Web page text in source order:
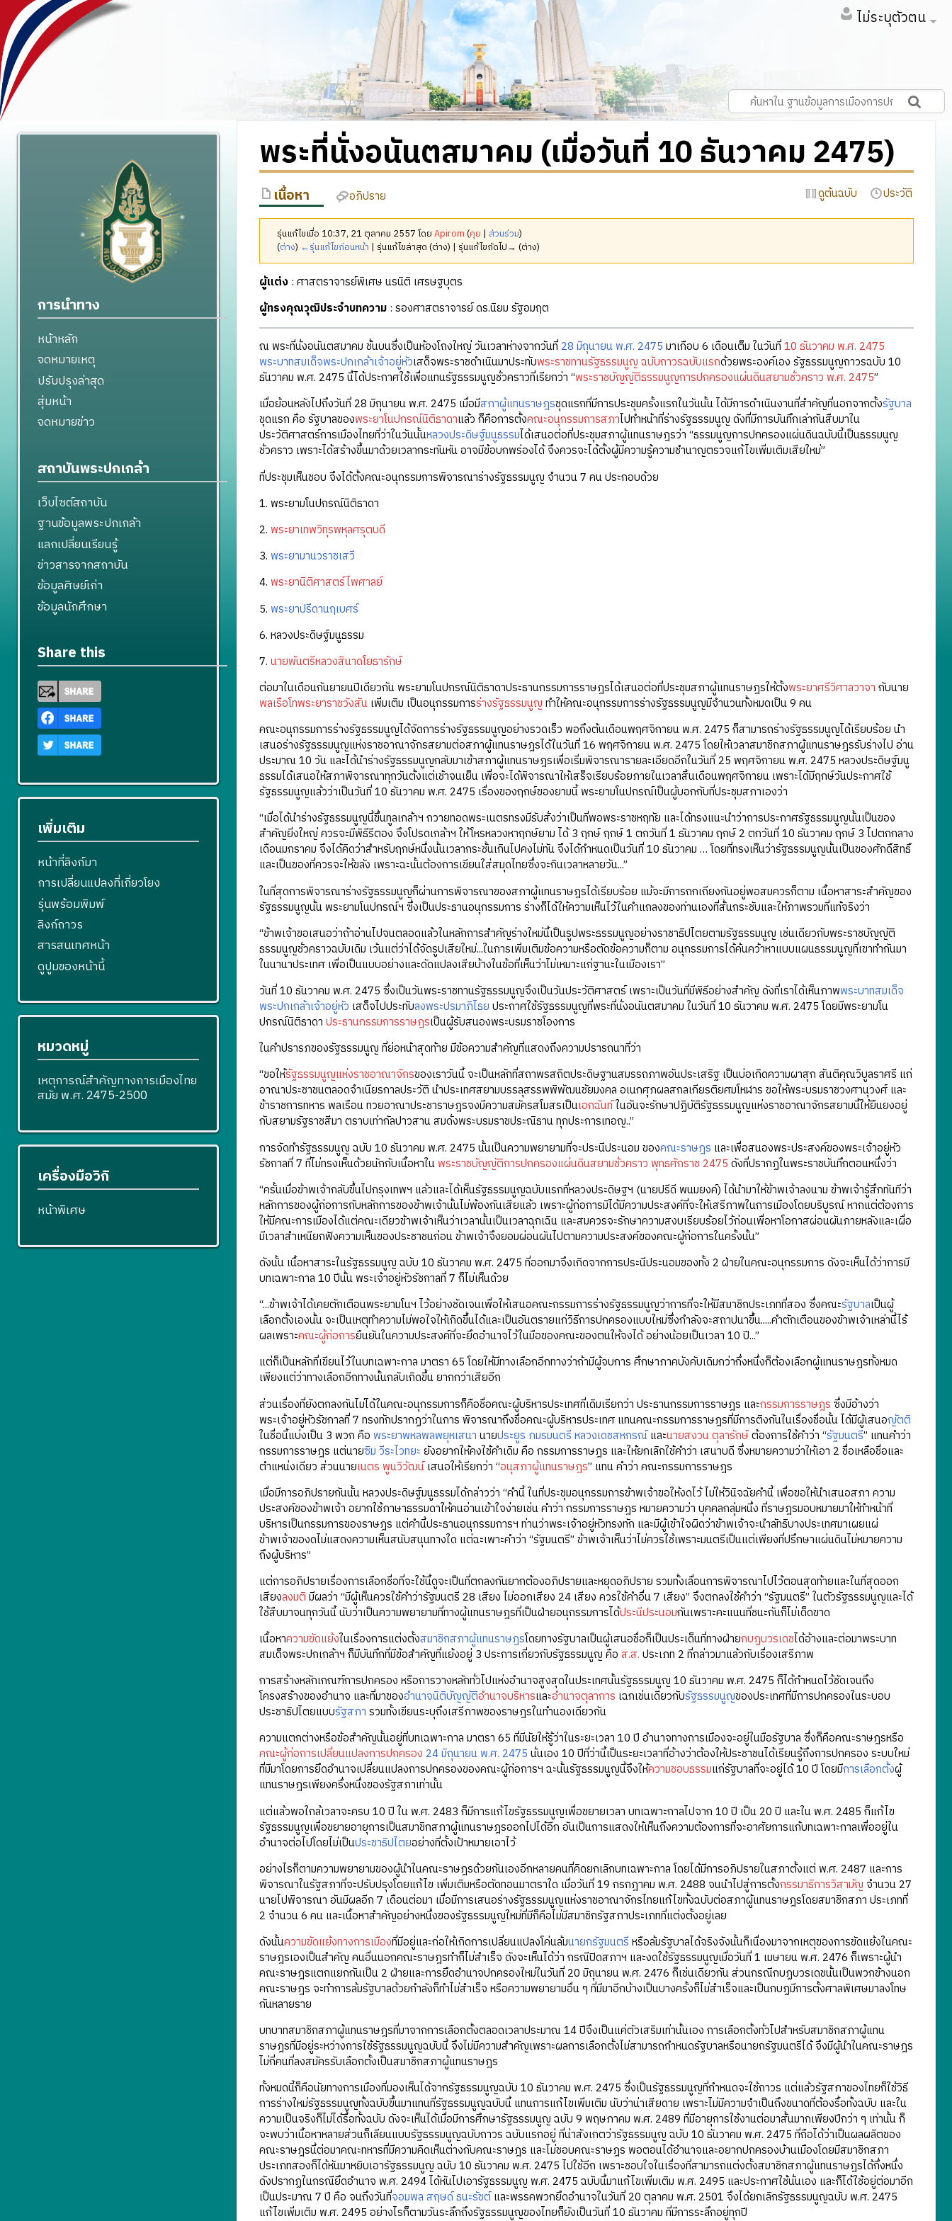
ไม่ระบุตัวตน
พระที่นั่งอนันตสมาคม (เมื่อวันที่ 10 ธันวาคม 2475)
เนื้อหา อภิปราย ดูต้นฉบับ ประวัติ
รุ่นแก้ไขเมื่อ 10:37, 21 ตุลาคม 2557 โดยApirom (คุย | ส่วนร่วม)
(ต่าง) ←รุ่นแก้ไขก่อนหน้า | รุ่นแก้ไขล่าสุด (ต่าง) | รุ่นแก้ไขถัดไป→ (ต่าง)
ผู้แต่ง: ศาสตราจารย์พิเศษ นรนิติ เศรษฐบุตร
ผู้ทรงคุณวุฒิประจำบทความ: รองศาสตราจารย์ ดร.นิยม รัฐอมฤต
ณ พระที่นั่งอนันตสมาคม ชั้นบนซึ่งเป็นห้องโถงใหญ่ วันเวลาห่างจากวันที่ 28 มิถุนายน พ.ศ. 2475 มาเกือบ 6 เดือนเต็ม ในวันที่10 ธันวาคม พ.ศ. 2475
พระบาทสมเด็จพระปกเกล้าเจ้าอยู่หัวเสด็จพระราชดำเนินมาประทับพระราชทานรัฐธรรมนูญ ฉบับถาวรฉบับแรกด้วยพระองค์เอง รัฐธรรมนูญถาวรฉบับ 10
ธันวาคม พ.ศ. 2475 นี้ได้ประกาศใช้เพื่อแทนรัฐธรรมนูญชั่วคราวที่เรียกว่า “พระราชบัญญัติธรรมนูญการปกครองแผ่นดินสยามชั่วคราว พ.ศ. 2475”
เมื่อย้อนหลังไปถึงวันที่ 28 มิถุนายน พ.ศ. 2475 เมื่อมีสภาผู้แทนราษฎรชุดแรกที่มีการประชุมครั้งแรกในวันนั้น ได้มีการดำเนินงานที่สำคัญที่นอกจากตั้งรัฐบาล
ชุดแรก คือ รัฐบาลของพระยาโนปกรณ์นิติธาดาแล้ว ก็คือการตั้งคณะอนุกรรมการสภาไปทำหน้าที่ร่างรัฐธรรมนูญ ดังที่มีการบันทึกเล่ากันสืบมาใน
ประวัติศาสตร์การเมืองไทยที่ว่าในวันนั้นหลวงประดิษฐ์มนูธรรมได้เสนอต่อที่ประชุมสภาผู้แทนราษฎรว่า “ธรรมนูญการปกครองแผ่นดินฉบับนี้เป็นธรรมนูญ
ชั่วคราว เพราะได้สร้างขึ้นมาด้วยเวลากระทันหัน อาจมีข้อบกพร่องได้ จึงควรจะได้ตั้งผู้มีความรู้ความชำนาญตรวจแก้ไขเพิ่มเติมเสียใหม่”
ที่ประชุมเห็นชอบ จึงได้ตั้งคณะอนุกรรมการพิจารณาร่างรัฐธรรมนูญ จำนวน 7 คน ประกอบด้วย
1. พระยามโนปกรณ์นิติธาดา
2. พระยาเทพวิทุรพหุลศรุตบดี
3. พระยามานวราชเสวี
4. พระยานิติศาสตร์ไพศาลย์
5. พระยาปรีดานฤเบศร์
6. หลวงประดิษฐ์มนูธรรม
7. นายพันตรีหลวงสินาดโยธารักษ์
ต่อมาในเดือนกันยายนปีเดียวกัน พระยามโนปกรณ์นิติธาดาประธานกรรมการราษฎรได้เสนอต่อที่ประชุมสภาผู้แทนราษฎรให้ตั้งพระยาศรีวิศาลวาจา กับนาย
พลเรือโทพระยาราชวังสันเพิ่มเติม เป็นอนุกรรมการร่างรัฐธรรมนูญ ทำให้คณะอนุกรรมการร่างรัฐธรรมนูญมีจำนวนทั้งหมดเป็น 9 คน
คณะอนุกรรมการร่างรัฐธรรมนูญได้จัดการร่างรัฐธรรมนูญอย่างรวดเร็ว พอถึงต้นเดือนพฤศจิกายน พ.ศ. 2475 ก็สามารถร่างรัฐธรรมนูญได้เรียบร้อย นำ
เสนอร่างรัฐธรรมนูญแห่งราชอาณาจักรสยามต่อสภาผู้แทนราษฎรได้ในวันที่ 16 พฤศจิกายน พ.ศ. 2475 โดยให้เวลาสมาชิกสภาผู้แทนราษฎรรับร่างไป อ่าน
ประมาณ 10 วัน และได้นำร่างรัฐธรรมนูญกลับมาเข้าสภาผู้แทนราษฎรเพื่อเริ่มพิจารณารายละเอียดอีกในวันที่ 25 พฤศจิกายน พ.ศ. 2475 หลวงประดิษฐ์มนู
ธรรมได้เสนอให้สภาพิจารณาทุกวันตั้งแต่เช้าจนเย็น เพื่อจะได้พิจารณาให้เสร็จเรียบร้อยภายในเวลาสิ้นเดือนพฤศจิกายน เพราะได้มีฤกษ์วันประกาศใช้
รัฐธรรมนูญแล้วว่าเป็นวันที่ 10 ธันวาคม พ.ศ. 2475 เรื่องของฤกษ์ของยามนี้ พระยามโนปกรณ์เป็นผู้บอกกับที่ประชุมสภาเองว่า
“เมื่อได้นำร่างรัฐธรรมนูญนี้ขึ้นทูลเกล้าฯ ถวายทอดพระเนตรทรงมีรับสั่งว่าเป็นที่พอพระราชหฤทัย และได้ทรงแนะนำว่าการประกาศรัฐธรรมนูญนั้นเป็นของ
สำคัญยิ่งใหญ่ ควรจะมีพิธีรีตอง จึงโปรดเกล้าฯ ให้โหรหลวงหาฤกษ์ยาม ได้ 3 ฤกษ์ ฤกษ์ 1 ตกวันที่ 1 ธันวาคม ฤกษ์ 2 ตกวันที่ 10 ธันวาคม ฤกษ์ 3 ไปตกกลาง
เดือนมกราคม จึงได้คิดว่าสำหรับฤกษ์หนึ่งนั้นเวลากระชั้นเกินไปคงไม่ทัน จึงได้กำหนดเป็นวันที่ 10 ธันวาคม … โดยที่ทรงเห็นว่ารัฐธรรมนูญนั้นเป็นของศักดิ์สิทธิ์
และเป็นของที่ควรจะให้ขลัง เพราะฉะนั้นต้องการเขียนใส่สมุดไทยซึ่งจะกินเวลาหลายวัน...”
ในที่สุดการพิจารณาร่างรัฐธรรมนูญก็ผ่านการพิจารณาของสภาผู้แทนราษฎรได้เรียบร้อย แม้จะมีการถกเถียงกันอยู่พอสมควรก็ตาม เนื้อหาสาระสำคัญของ
รัฐธรรมนูญนั้น พระยามโนปกรณ์ฯ ซึ่งเป็นประธานอนุกรรมการ ร่างก็ได้ให้ความเห็นไว้ในคำแถลงของท่านเองที่สั้นกระชับและให้ภาพรวมที่แท้จริงว่า
“ข้าพเจ้าขอเสนอว่าถ้าอ่านไปจนตลอดแล้วในหลักการสำคัญร่างใหม่นี้เป็นรูปพระธรรมนูญอย่างราชาธิปไตยตามรัฐธรรมนูญ เช่นเดียวกับพระราชบัญญัติ
ธรรมนูญชั่วคราวฉบับเดิม เว้นแต่ว่าได้จัดรูปเสียใหม่...ในการเพิ่มเติมข้อความหรือตัดข้อความก็ตาม อนุกรรมการได้ค้นคว้าหาแบบแผนธรรมนูญที่เขาทำกันมา
ในนานาประเทศ เพื่อเป็นแบบอย่างและดัดแปลงเสียบ้างในข้อที่เห็นว่าไม่เหมาะแก่ฐานะในเมืองเรา”
วันที่ 10 ธันวาคม พ.ศ. 2475 ซึ่งเป็นวันพระราชทานรัฐธรรมนูญจึงเป็นวันประวัติศาสตร์ เพราะเป็นวันที่มีพิธีอย่างสำคัญ ดังที่เราได้เห็นภาพพระบาทสมเด็จ
พระปกเกล้าเจ้าอยู่หัว เสด็จไปประทับลงพระปรมาภิไธย ประกาศใช้รัฐธรรมนูญที่พระที่นั่งอนันตสมาคม ในวันที่ 10 ธันวาคม พ.ศ. 2475 โดยมีพระยามโน
ปกรณ์นิติธาดา ประธานกรรมการราษฎรเป็นผู้รับสนองพระบรมราชโองการ
ในคำปรารภของรัฐธรรมนูญ ที่ย่อหน้าสุดท้าย มีข้อความสำคัญที่แสดงถึงความปรารถนาที่ว่า
“ขอให้รัฐธรรมนูญแห่งราชอาณาจักรของเราวันนี้ จะเป็นหลักที่สถาพรสถิตประดิษฐานสมรรถภาพอันประเสริฐ เป็นบ่อเกิดความผาสุก สันติคุณวิบูลราศรี แก่
อาณาประชาชนตลอดจำเนียรกาลประวัติ นำประเทศสยามบรรลุสรรพพิพัฒนชัยมงคล อเนกศุภผลสกลเกียรติยศมโหฬาร ขอให้พระบรมราชวงศานุวงศ์ และ
ข้าราชการทหาร พลเรือน ทวยอาณาประชาราษฎรจงมีความสมัครสโมสรเป็นเอกฉันท์ในอันจะรักษาปฏิบัติรัฐธรรมนูญแห่งราชอาณาจักรสยามนี้ให้ยืนยงอยู่
กับสยามรัฐราชสีมา ตราบเท่ากัลปาวสาน สมดั่งพระบรมราชประณิธาน ทุกประการเทอญ..”
การจัดทำรัฐธรรมนูญ ฉบับ 10 ธันวาคม พ.ศ. 2475 นั้นเป็นความพยายามที่จะประนีประนอม ของคณะราษฎร และเพื่อสนองพระประสงค์ของพระเจ้าอยู่หัว
รัชกาลที่ 7 ที่ไม่ทรงเห็นด้วยนักกับเนื้อหาใน พระราชบัญญัติการปกครองแผ่นดินสยามชั่วคราว พุทธศักราช 2475 ดังที่ปรากฏในพระราชบันทึกตอนหนึ่งว่า
“ครั้นเมื่อข้าพเจ้ากลับขึ้นไปกรุงเทพฯ แล้วและได้เห็นรัฐธรรมนูญฉบับแรกที่หลวงประดิษฐฯ (นายปรีดี พนมยงค์) ได้นำมาให้ข้าพเจ้าลงนาม ข้าพเจ้ารู้สึกทันทีว่า
หลักการของผู้ก่อการกับหลักการของข้าพเจ้านั้นไม่พ้องกันเสียแล้ว เพราะผู้ก่อการมิได้มีความประสงค์ที่จะให้เสรีภาพในการเมืองโดยบริบูรณ์ หากแต่ต้องการ
ให้มีคณะการเมืองได้แต่คณะเดียวข้าพเจ้าเห็นว่าเวลานั้นเป็นเวลาฉุกเฉิน และสมควรจะรักษาความสงบเรียบร้อยไว้ก่อนเพื่อหาโอกาสผ่อนผันภายหลังและเผื่อ
มีเวลาสำเหนียกฟังความเห็นของประชาชนก่อน ข้าพเจ้าจึงยอมผ่อนผันไปตามความประสงค์ของคณะผู้ก่อการในครั้งนั้น”
ดังนั้น เนื้อหาสาระในรัฐธรรมนูญ ฉบับ 10 ธันวาคม พ.ศ. 2475 ที่ออกมาจึงเกิดจากการประนีประนอมของทั้ง 2 ฝ่ายในคณะอนุกรรมการ ดังจะเห็นได้ว่าการมี
บทเฉพาะกาล 10 ปีนั้น พระเจ้าอยู่หัวรัชกาลที่ 7 ก็ไม่เห็นด้วย
“...ข้าพเจ้าได้เคยตักเตือนพระยามโนฯ ไว้อย่างชัดเจนเพื่อให้เสนอคณะกรรมการร่างรัฐธรรมนูญว่าการที่จะให้มีสมาชิกประเภทที่สอง ซึ่งคณะรัฐบาลเป็นผู้
เลือกตั้งเองนั้น จะเป็นเหตุทำความไม่พอใจให้เกิดขึ้นได้และเป็นอันตรายแก่วิธีการปกครองแบบใหม่ซึ่งกำลังจะสถาปนาขึ้น.....คำตักเตือนของข้าพเจ้าเหล่านี้ไร้
ผลเพราะคณะผู้ก่อการยืนยันในความประสงค์ที่จะยึดอำนาจไว้ในมือของคณะของตนให้จงได้ อย่างน้อยเป็นเวลา 10 ปี...”
แต่ก็เป็นหลักที่เขียนไว้ในบทเฉพาะกาล มาตรา 65 โดยให้มีทางเลือกอีกทางว่าถ้ามีผู้จบการ ศึกษาภาคบังคับเดิมกว่ากึ่งหนึ่งก็ต้องเลือกผู้แทนราษฎรทั้งหมด
เพียงแต่ว่าทางเลือกอีกทางนั้นกลับเกิดขึ้น ยากกว่าเสียอีก
ส่วนเรื่องที่ยังตกลงกันไม่ได้ในคณะอนุกรรมการก็คือชื่อคณะผู้บริหารประเทศที่เดิมเรียกว่า ประธานกรรมการราษฎร และกรรมการราษฎร ซึ่งมีอ้างว่า
พระเจ้าอยู่หัวรัชกาลที่ 7 ทรงทักปรากฏว่าในการ พิจารณาถึงชื่อคณะผู้บริหารประเทศ แทนคณะกรรมการราษฎรที่มีการติงกันในเรื่องชื่อนั้น ได้มีผู้เสนอญัตติ
ในชื่อนี้แบ่งเป็น 3 พวก คือ พระยาพหลพลพยุหเสนา นายประยูร ภมรมนตรี หลวงเดชสหกรณ์และนายสงวน ตุลารักษ์ต้องการใช้คำว่า “รัฐมนตรี” แทนคำว่า
กรรมการราษฎร แต่นายซิม วีระไวทยะ ยังอยากให้คงใช้คำเดิม คือ กรรมการราษฎร และให้ยกเลิกใช้คำว่า เสนาบดี ซึ่งหมายความว่าให้เอา 2 ชื่อเหลือชื่อและ
ตำแหน่งเดียว ส่วนนายเนตร พูนวิวัฒน์เสนอให้เรียกว่า “อนุสภาผู้แทนราษฎร” แทน คำว่า คณะกรรมการราษฎร
เมื่อมีการอภิปรายกันนั้น หลวงประดิษฐ์มนูธรรมได้กล่าวว่า “คำนี้ ในที่ประชุมอนุกรรมการข้าพเจ้าขอให้งดไว้ ไม่ให้วินิจฉัยคำนี้ เพื่อขอให้นำเสนอสภา ความ
ประสงค์ของข้าพเจ้า อยากใช้ภาษาธรรมดาให้คนอ่านเข้าใจง่ายเช่น คำว่า กรรมการราษฎร หมายความว่า บุคคลกลุ่มหนึ่ง ที่ราษฎรมอบหมายมาให้ทำหน้าที่
บริหารเป็นกรรมการของราษฎร แต่คำนี้ประธานอนุกรรมการฯ ท่านว่าพระเจ้าอยู่หัวทรงทัก และมีผู้เข้าใจผิดว่าข้าพเจ้าจะนำลัทธิบางประเทศมาเผยแผ่
ข้าพเจ้าของดไม่แสดงความเห็นสนับสนุนทางใด แต่ฉะเพาะคำว่า “รัฐมนตรี” ข้าพเจ้าเห็นว่าไม่ควรใช้เพราะมนตรีเป็นแต่เพียงที่ปรึกษาแผ่นดินไม่หมายความ
ถึงผู้บริหาร”
แต่การอภิปรายเรื่องการเลือกชื่อที่จะใช้นี้ดูจะเป็นที่ตกลงกันยากต้องอภิปรายและหยุดอภิปราย รวมทั้งเลื่อนการพิจารณาไปไว้ตอนสุดท้ายและในที่สุดออก
เสียงลงมติ มีผลว่า “มีผู้เห็นควรใช้คำว่ารัฐมนตรี 28 เสียง ไม่ออกเสียง 24 เสียง ควรใช้คำอื่น 7 เสียง” จึงตกลงใช้คำว่า “รัฐมนตรี” ในตัวรัฐธรรมนูญและได้
ใช้สืบมาจนทุกวันนี้ นับว่าเป็นความพยายามที่ทางผู้แทนราษฎรที่เป็นฝ่ายอนุกรรมการได้ประนีประนอมกันเพราะคะแนนที่ชนะกันก็ไม่เด็ดขาด
เนื้อหาความขัดแย้งในเรื่องการแต่งตั้งสมาชิกสภาผู้แทนราษฎรโดยทางรัฐบาลเป็นผู้เสนอชื่อก็เป็นประเด็นที่ทางฝ่ายกบฏบวรเดชได้อ้างและต่อมาพระบาท
สมเด็จพระปกเกล้าฯ ก็มีบันทึกที่มีข้อสำคัญที่แย้งอยู่ 3 ประการเกี่ยวกับรัฐธรรมนูญ คือ ส.ส. ประเภท 2 ที่กล่าวมาแล้วกับเรื่องเสรีภาพ
การสร้างหลักเกณฑ์การปกครอง หรือการวางหลักทั่วไปแห่งอำนาจสูงสุดในประเทศนั้นรัฐธรรมนูญ 10 ธันวาคม พ.ศ. 2475 ก็ได้กำหนดไว้ชัดเจนถึง
โครงสร้างของอำนาจ และที่มาของอำนาจนิติบัญญัติอำนาจบริหารและอำนาจตุลาการ เฉกเช่นเดียวกับรัฐธรรมนูญของประเทศที่มีการปกครองในระบอบ
ประชาธิปไตยแบบรัฐสภา รวมทั้งเขียนระบุถึงเสรีภาพของราษฎรในทำนองเดียวกัน
ความแตกต่างหรือข้อสำคัญนั้นอยู่ที่บทเฉพาะกาล มาตรา 65 ที่มีนัยให้รู้ว่าในระยะเวลา 10 ปี อำนาจทางการเมืองจะอยู่ในมือรัฐบาล ซึ่งก็คือคณะราษฎรหรือ
คณะผู้ก่อการเปลี่ยนแปลงการปกครอง 24 มิถุนายน พ.ศ. 2475 นั่นเอง 10 ปีที่ว่านี้เป็นระยะเวลาที่อ้างว่าต้องให้ประชาชนได้เรียนรู้ถึงการปกครอง ระบบใหม่
ที่มีมาโดยการยึดอำนาจเปลี่ยนแปลงการปกครองของคณะผู้ก่อการฯ ฉะนั้นรัฐธรรมนูญนี้จึงให้ความชอบธรรมแก่รัฐบาลที่จะอยู่ได้ 10 ปี โดยมีการเลือกตั้งผู้
แทนราษฎรเพียงครึ่งหนึ่งของรัฐสภาเท่านั้น
แต่แล้วพอใกล้เวลาจะครบ 10 ปี ใน พ.ศ. 2483 ก็มีการแก้ไขรัฐธรรมนูญเพื่อขยายเวลา บทเฉพาะกาลไปจาก 10 ปี เป็น 20 ปี และใน พ.ศ. 2485 ก็แก้ไข
รัฐธรรมนูญเพื่อขยายอายุการเป็นสมาชิกสภาผู้แทนราษฎรออกไปได้อีก อันเป็นการแสดงให้เห็นถึงความต้องการที่จะอาศัยการแก้บทเฉพาะกาลเพื่ออยู่ใน
อำนาจต่อไปโดยไม่เป็นประชาธิปไตยอย่างที่ตั้งเป้าหมายเอาไว้
อย่างไรก็ตามความพยายามของผู้นำในคณะราษฎรด้วยกันเองอีกหลายคนที่คิดยกเลิกบทเฉพาะกาล โดยได้มีการอภิปรายในสภาตั้งแต่ พ.ศ. 2487 และการ
พิจารณาในรัฐสภาที่จะปรับปรุงโดยแก้ไข เพิ่มเติมหรือตัดทอนมาตราใด เมื่อวันที่ 19 กรกฎาคม พ.ศ. 2488 จนนำไปสู่การตั้งกรรมาธิการวิสามัญ จำนวน 27
นายไปพิจารณา อันมีผลอีก 7 เดือนต่อมา เมื่อมีการเสนอร่างรัฐธรรมนูญแห่งราชอาณาจักรไทยแก้ไขทั้งฉบับต่อสภาผู้แทนราษฎรโดยสมาชิกสภา ประเภทที่
2 จำนวน 6 คน และเนื้อหาสำคัญอย่างหนึ่งของรัฐธรรมนูญใหม่ที่มีก็คือไม่มีสมาชิกรัฐสภาประเภทที่แต่งตั้งอยู่เลย
ดังนั้นความขัดแย้งทางการเมืองที่มีอยู่และก่อให้เกิดการเปลี่ยนแปลงโค่นล้มนายกรัฐมนตรี หรือล้มรัฐบาลได้จริงจังนั้นก็เนื่องมาจากเหตุของการขัดแย้งในคณะ
ราษฎรเองเป็นสำคัญ คนอื่นนอกคณะราษฎรทำก็ไม่สำเร็จ ดังจะเห็นได้ว่า กรณีปิดสภาฯ และงดใช้รัฐธรรมนูญเมื่อวันที่ 1 เมษายน พ.ศ. 2476 ก็เพราะผู้นำ
คณะราษฎรแตกแยกกันเป็น 2 ฝ่ายและการยึดอำนาจปกครองใหม่ในวันที่ 20 มิถุนายน พ.ศ. 2476 ก็เช่นเดียวกัน ส่วนกรณีกบฏบวรเดชนั้นเป็นพวกข้างนอก
คณะราษฎร จะทำการล้มรัฐบาลด้วยกำลังก็ทำไม่สำเร็จ หรือความพยายามอื่น ๆ ที่มีมาอีกบ้างเป็นบางครั้งก็ไม่สำเร็จและเป็นกบฏมีการตั้งศาลพิเศษมาลงโทษ
กันหลายราย
บทบาทสมาชิกสภาผู้แทนราษฎรที่มาจากการเลือกตั้งตลอดเวลาประมาณ 14 ปีจึงเป็นแค่ตัวเสริมเท่านั้นเอง การเลือกตั้งทั่วไปสำหรับสมาชิกสภาผู้แทน
ราษฎรที่มีอยู่ระหว่างการใช้รัฐธรรมนูญฉบับนี้ จึงไม่มีความสำคัญเพราะผลการเลือกตั้งไม่สามารถกำหนดรัฐบาลหรือนายกรัฐมนตรีได้ จึงมีผู้นำในคณะราษฎร
ไม่กี่คนที่ลงสมัครรับเลือกตั้งเป็นสมาชิกสภาผู้แทนราษฎร
ทั้งหมดนี้ก็คือนัยทางการเมืองที่มองเห็นได้จากรัฐธรรมนูญฉบับ 10 ธันวาคม พ.ศ. 2475 ซึ่งเป็นรัฐธรรมนูญที่กำหนดจะใช้ถาวร แต่แล้วรัฐสภาของไทยก็ใช้วิธี
การร่างใหม่รัฐธรรมนูญทั้งฉบับขึ้นมาแทนที่รัฐธรรมนูญฉบับนี้ แทนการแก้ไขเพิ่มเติม นับว่าน่าเสียดาย เพราะไม่มีความจำเป็นถึงขนาดที่ต้องรื้อทั้งฉบับ และใน
ความเป็นจริงก็ไม่ได้รื้อทั้งฉบับ ดังจะเห็นได้เมื่อมีการศึกษารัฐธรรมนูญ ฉบับ 9 พฤษภาคม พ.ศ. 2489 ที่มีอายุการใช้งานต่อมาสั้นมากเพียงปีกว่า ๆ เท่านั้น ก็
จะพบว่าเนื้อหาหลายส่วนก็เลียนแบบรัฐธรรมนูญฉบับถาวร ฉบับแรกอยู่ ที่น่าสังเกตว่ารัฐธรรมนูญ ฉบับ 10 ธันวาคม พ.ศ. 2475 ที่ถือได้ว่าเป็นผลผลิตของ
คณะราษฎรนี้ต่อมาคณะทหารที่มีความคิดเห็นต่างกับคณะราษฎร และไม่ชอบคณะราษฎร พอตอนได้อำนาจและอยากปกครองบ้านเมืองโดยมีสมาชิกสภา
ประเภทสองก็ได้หันมาหยิบเอารัฐธรรมนูญ ฉบับ 10 ธันวาคม พ.ศ. 2475 ไปใช้อีก เพราะชอบใจในเรื่องที่สามารถแต่งตั้งสมาชิกสภาผู้แทนราษฎรได้กึ่งหนึ่ง
ดังปรากฏในกรณียึดอำนาจ พ.ศ. 2494 ได้หันไปเอารัฐธรรมนูญ พ.ศ. 2475 ฉบับนี้มาแก้ไขเพิ่มเติม พ.ศ. 2495 และประกาศใช้นั่นเอง และก็ได้ใช้อยู่ต่อมาอีก
เป็นประมาณ 7 ปี คือ จนถึงวันที่จอมพล สฤษด์ ธนะรัชต์และพรรคพวกยึดอำนาจในวันที่ 20 ตุลาคม พ.ศ. 2501 จึงได้ยกเลิกรัฐธรรมนูญฉบับ พ.ศ. 2475
แก้ไขเพิ่มเติม พ.ศ. 2495 อย่างไรก็ตามวันระลึกถึงรัฐธรรมนูญของไทยก็ยังเป็นวันที่ 10 ธันวาคม ที่มีการระลึกอยู่ทุกปี
การนำทาง
หน้าหลัก
จดหมายเหตุ
ปรับปรุงล่าสุด
สุ่มหน้า
จดหมายข่าว
สถาบันพระปกเกล้า
เว็บไซต์สถาบัน
ฐานข้อมูลพระปกเกล้า
แลกเปลี่ยนเรียนรู้
ข่าวสารจากสถาบัน
ข้อมูลศิษย์เก่า
ข้อมูลนักศึกษา
Share this
เพิ่มเติม
หน้าที่ลิงก์มา
การเปลี่ยนแปลงที่เกี่ยวโยง
รุ่นพร้อมพิมพ์
ลิงก์ถาวร
สารสนเทศหน้า
ดูปูมของหน้านี้
หมวดหมู่
เหตุการณ์สำคัญทางการเมืองไทย
สมัย พ.ศ. 2475-2500
เครื่องมือวิกิ
หน้าพิเศษ